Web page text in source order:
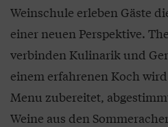
Weinschule erleben Gäste
einer neuen Perspektive.
verbinden Kulinarik und
einem erfahrenen Koch
Menu zubereitet,
Weine aus den